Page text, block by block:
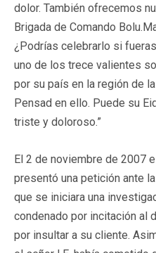
dolor. También ofrecemos
Brigada de Comando
¿Podrías celebrarlo si
uno de los trece valientes
por su país en la región de la
Pensad en ello. Puede su
triste y doloroso.”
El 2 de noviembre de 2007
presentó una petición ante
que se iniciara una
condenado por incitación al
por insultar a su cliente.